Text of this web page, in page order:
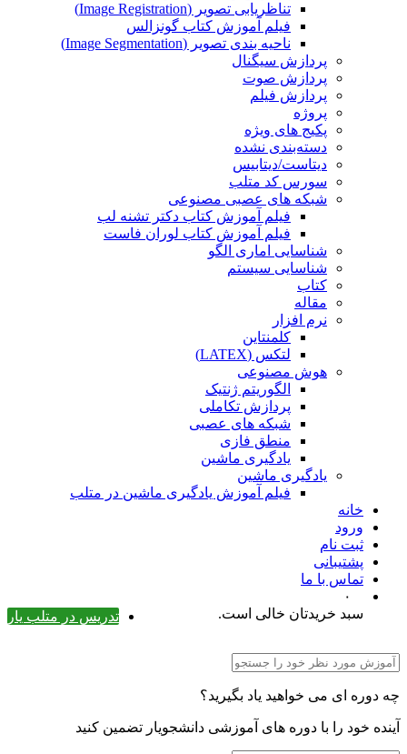
تناظریابی تصویر (Image Registration)
فیلم آموزش کتاب گونزالس
ناحیه بندی تصویر (Image Segmentation)
پردازش سیگنال
پردازش صوت
پردازش فیلم
پروژه
پکیج های ویژه
دسته‌بندی نشده
دیتاست/دیتابیس
سورس کد متلب
شبکه های عصبی مصنوعی
فیلم آموزش کتاب دکتر تشنه لب
فیلم آموزش کتاب لوران فاست
شناسایی اماری الگو
شناسایی سیستم
کتاب
مقاله
نرم افزار
کلمنتاین
لتکس (LATEX)
هوش مصنوعی
الگوریتم ژنتیک
پردازش تکاملی
شبکه های عصبی
منطق فازی
یادگیری ماشین
یادگیری ماشین
فیلم آموزش یادگیری ماشین در متلب
خانه
ورود
ثبت نام
پشتیبانی
تماس با ما
۰
تدریس در متلب یار
سبد خریدتان خالی است.
چه دوره ای می خواهید یاد بگیرید؟
آینده خود را با دوره های آموزشی دانشجویار تضمین کنید